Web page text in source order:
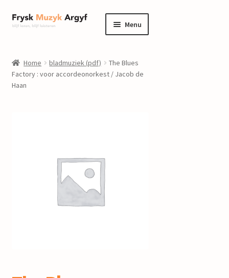
Ga
door
navigatie
Ga
naar
inhoud
Menu
informatie
Submenu
Home bladmuziek (pdf)
The Blues
Factory : voor accordeonorkest / Jacob de
Haan